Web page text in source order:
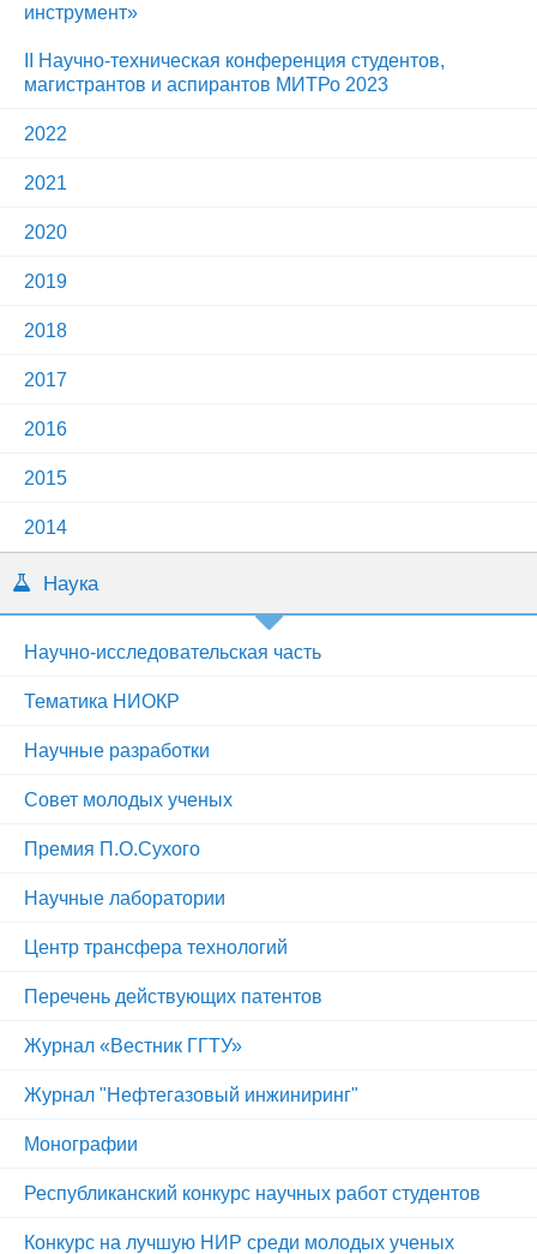
инструмент»
II Научно-техническая конференция студентов,
магистрантов и аспирантов МИТРо 2023
2022
2021
2020
2019
2018
2017
2016
2015
2014
Наука
Научно-исследовательская часть
Тематика НИОКР
Научные разработки
Совет молодых ученых
Премия П.О.Сухого
Научные лаборатории
Центр трансфера технологий
Перечень действующих патентов
Журнал «Вестник ГГТУ»
Журнал "Нефтегазовый инжиниринг"
Монографии
Республиканский конкурс научных работ студентов
Конкурс на лучшую НИР среди молодых ученых